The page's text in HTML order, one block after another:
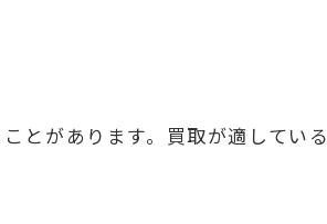
とがあります。買取が適している